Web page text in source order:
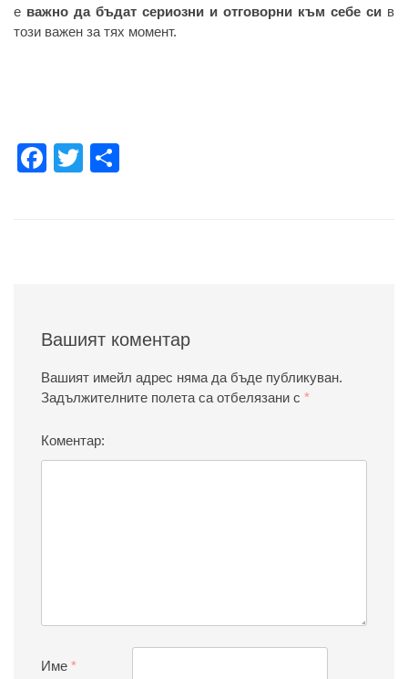
е важно да бъдат сериозни и отговорни към себе си в
този важен за тях момент.
Facebook
Twitter
Вашият коментар
Вашият имейл адрес няма да бъде публикуван.
Задължителните полета са отбелязани с *
Коментар:
Име *